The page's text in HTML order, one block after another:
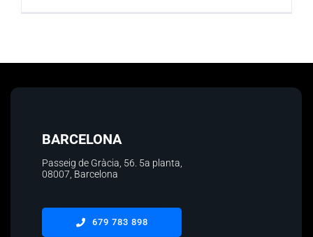
BARCELONA
Passeig de Gràcia, 56. 5a planta
08007, Barcelona
679 783 898